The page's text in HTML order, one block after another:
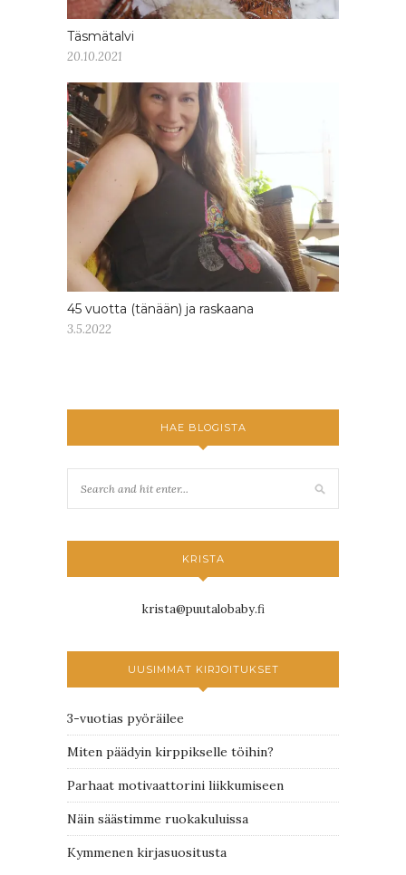
Täsmätalvi
20.10.2021
45 vuotta (tänään) ja raskaana
3.5.2022
HAE BLOGISTA
KRISTA
krista@puutalobaby.fi
UUSIMMAT KIRJOITUKSET
3-vuotias pyöräilee
Miten päädyin kirppikselle töihin?
Parhaat motivaattorini liikkumiseen
Näin säästimme ruokakuluissa
Kymmenen kirjasuositusta